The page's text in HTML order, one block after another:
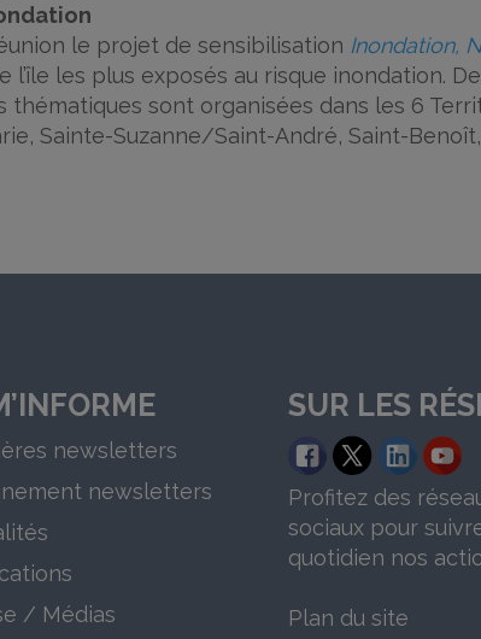
le projet de sensibilisation Inondation,
les plus exposés au risque inondation.
sont organisées dans les 6
Sainte-Suzanne/Saint-André, Saint-
newsletters
newsletters
/ Médias
SUR LES
Profitez des
sociaux pour
quotidien nos
Plan du site